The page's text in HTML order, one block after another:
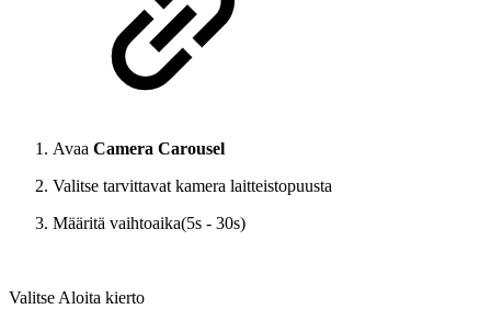
Avaa Camera Carousel
Valitse tarvittavat kamera laitteistopuusta
Määritä vaihtoaika(5s - 30s)
Valitse Aloita kierto